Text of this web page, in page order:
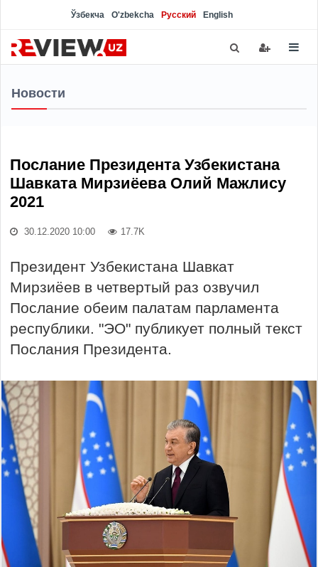
Ўзбекча O'zbekcha Русский English
Новости
Послание Президента Узбекистана
Шавката Мирзиёева Олий Мажлису
2021
30.12.2020 10:00 17.7K
Президент Узбекистана Шавкат
Мирзиёев в четвертый раз озвучил
Послание обеим палатам парламента
республики. "ЭО" публикует полный текст
Послания Президента.